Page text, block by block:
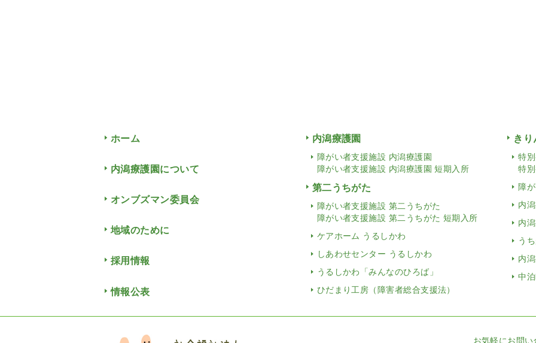
ホーム
内潟療護園について
オンブズマン委員会
地域のために
採用情報
情報公表
内潟療護園
障がい者支援施設 内潟療護園
障がい者支援施設 内潟療護園 短期入所
第二うちがた
障がい者支援施設 第二うちがた
障がい者支援施設 第二うちがた 短期入所
ケアホーム うるしかわ
しあわせセンター うるしかわ
うるしかわ「みんなのひろば」
ひだまり工房（障害者総合支援法）
き
特
特
障
内
内
う
内
中
お気軽にお問